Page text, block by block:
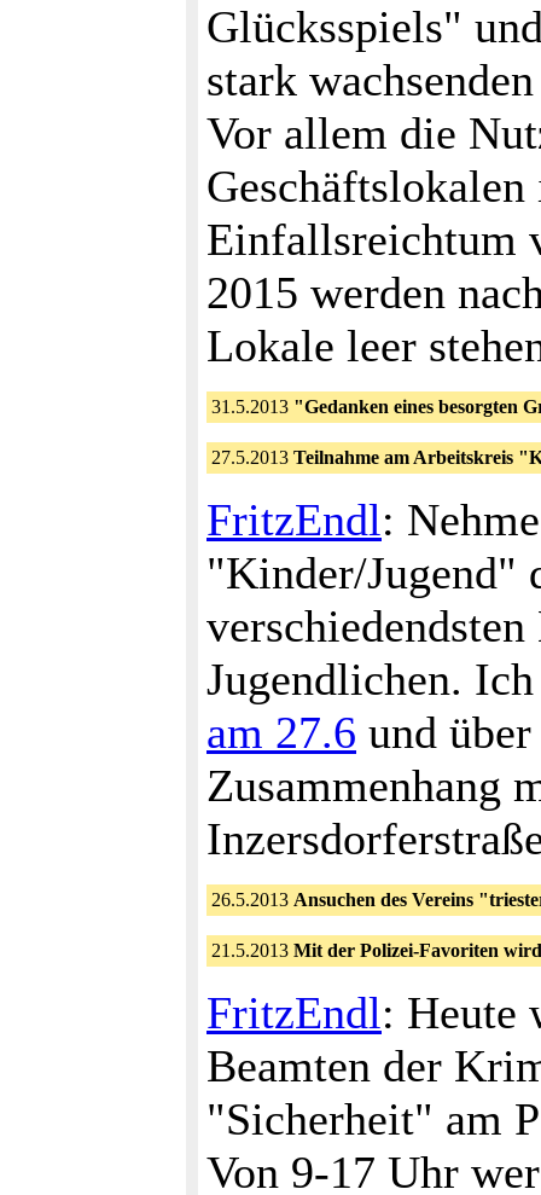
Glücksspiels"
stark
Vor allem die
Einfallsreichtum
2015 werden
Lokale leer
31.5.2013 "Gedanken eines besorgten
27.5.2013 Teilnahme am Arbeitskreis
FritzEndl:
"Kinder/Jugend"
Jugendlichen.
am 27.6 und
Zusammenhang
26.5.2013 Ansuchen des Vereins
21.5.2013 Mit der Polizei-Favoriten
FritzEndl: Heute
Beamten der
"Sicherheit" am
Von 9-17 Uhr